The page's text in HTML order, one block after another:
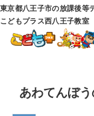
東京都八王子市の放課後
こどもプラス西八王子教室
あわてんぼ